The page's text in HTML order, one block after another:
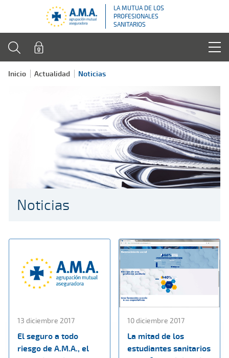
LA MUTUA DE LOS
PROFESIONALES
SANITARIOS
Inicio Actualidad Noticias
Noticias
13 diciembre 2017
El seguro a todo
riesgo de A.M.A., el
10 diciembre 2017
La mitad de los
estudiantes sanitarios